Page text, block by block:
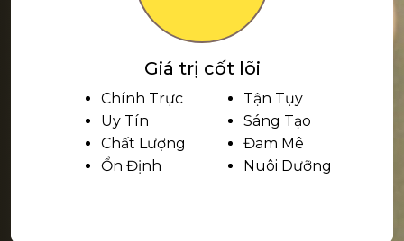
Giá trị cốt lõi
Chính Trực
Uy Tín
Chất Lượng
Ổn Định
Tận Tụy
Sáng Tạo
Đam Mê
Nuôi Dưỡng